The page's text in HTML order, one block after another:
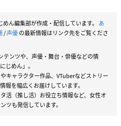
めん編集部が作成・配信しています。 あ
/声優の最新情報はリンク先をご覧くださ
テンツや、声優・舞台・俳優などの情
じめん」。
キャラクター作品、VTuberなどストリー
報を幅広くお届けしています。
活（推し活）お役立ち情報など、女性オ
ツも発信しています。